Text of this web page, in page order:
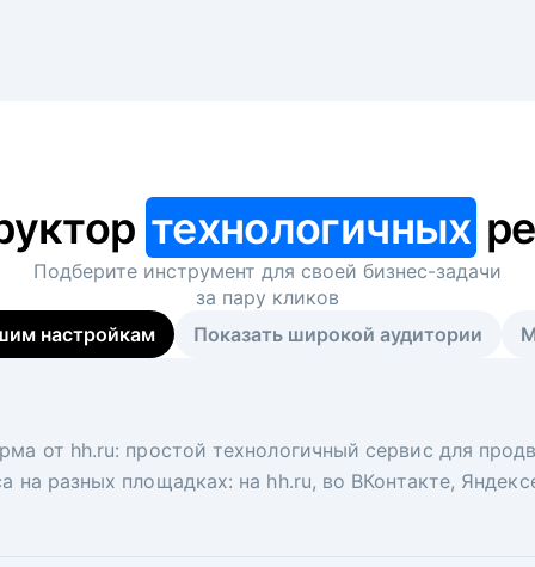
технологичных
Подберите инструмент для своей бизнес-задачи
за пару кликов
настройкам
Показать широкой аудитории
от hh.ru: простой технологичный сервис для
на разных площадках: на hh.ru, во ВКонтакте,
вакансий на главной странице hh.ru.
ключ. Решите, сколько кандидатов и когда вам
рекрутеры и проектные менеджеры hh.ru с